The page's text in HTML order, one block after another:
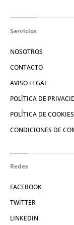
Servicios
NOSOTROS
CONTACTO
AVISO LEGAL
POLÍTICA DE
POLÍTICA DE COOKIES
CONDICIONES DE
Redes
FACEBOOK
TWITTER
LINKEDIN